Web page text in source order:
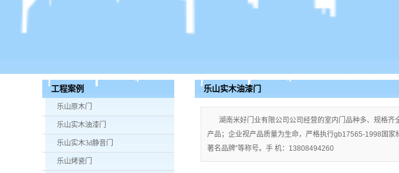
工程案例
乐山原木门
乐山实木油漆门
乐山实木3d静音门
乐山烤瓷门
乐山实木油漆门
湖南米好门业有限公司公司经营的室内门品种多、规格
产品；企业视产品质量为生命，严格执行gb17565-1998国家
著名品牌”等称号。手 机：13808494260